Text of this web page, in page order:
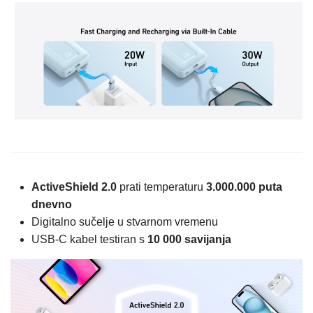
ActiveShield 2.0 prati temperaturu 3.000.000 puta
dnevno
Digitalno sučelje u stvarnom vremenu
USB-C kabel testiran s 10 000 savijanja